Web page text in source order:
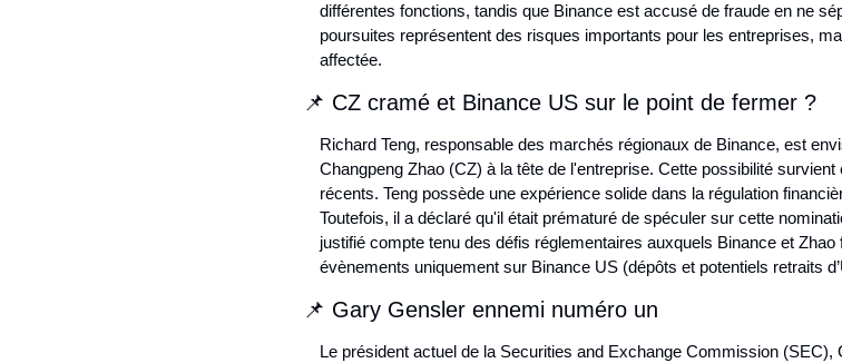
différentes fonctions, tandis que Binance est accusé de fraude en ne
poursuites représentent des risques importants pour les entreprises,
affectée.
📌 CZ cramé et Binance US sur le point de fermer ?
Richard Teng, responsable des marchés régionaux de Binance, est
Changpeng Zhao (CZ) à la tête de l'entreprise. Cette possibilité
récents. Teng possède une expérience solide dans la régulation
Toutefois, il a déclaré qu'il était prématuré de spéculer sur cette
justifié compte tenu des défis réglementaires auxquels Binance et
évènements uniquement sur Binance US (dépôts et potentiels retraits
📌 Gary Gensler ennemi numéro un
Le président actuel de la Securities and Exchange Commission